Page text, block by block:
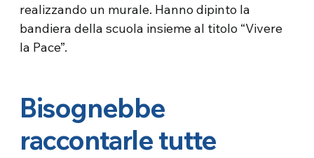
realizzando un murale. Hanno dipinto la
bandiera della scuola insieme al titolo “Vivere
la Pace”.
Bisognebbe
raccontarle tutte